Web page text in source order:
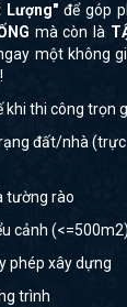
Lượng" để góp
mà còn là
một không
khi thi công trọn
đất/nhà
tường rào
cảnh (<=500m2)
phép xây dựng
trình